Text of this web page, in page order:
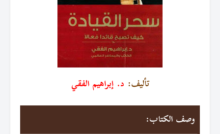
تأليف: د. إبراهيم الفقي
وصف الكتاب: